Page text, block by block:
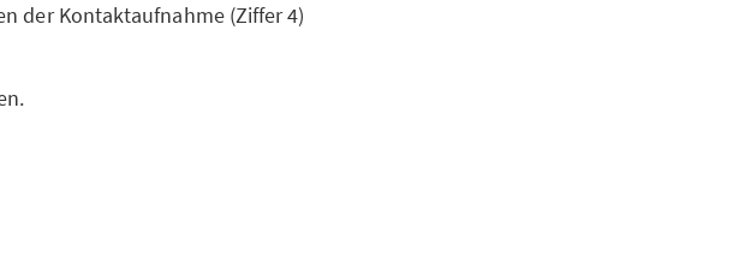
der Kontaktaufnahme (Ziffer 4)